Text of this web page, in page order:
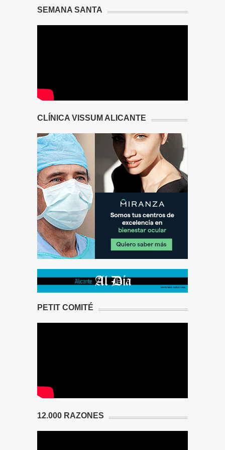
SEMANA SANTA
CLÍNICA VISSUM ALICANTE
PETIT COMITÉ
12.000 RAZONES